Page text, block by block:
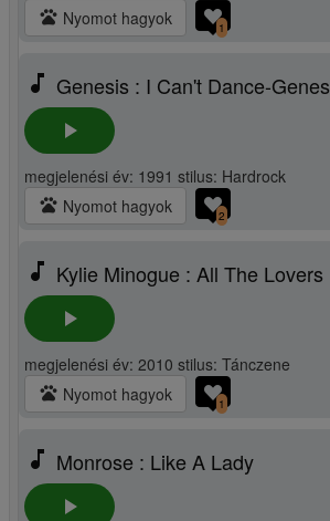
pets Nyomot hagyok 1
music_note Genesis : I Can't Dance-
play_arrow
megjelenési év: 1991 stilus: Hardrock
pets Nyomot hagyok 2
music_note Kylie Minogue : All The Lovers
play_arrow
megjelenési év: 2010 stilus: Tánczene
pets Nyomot hagyok 1
music_note Monrose : Like A Lady
play_arrow